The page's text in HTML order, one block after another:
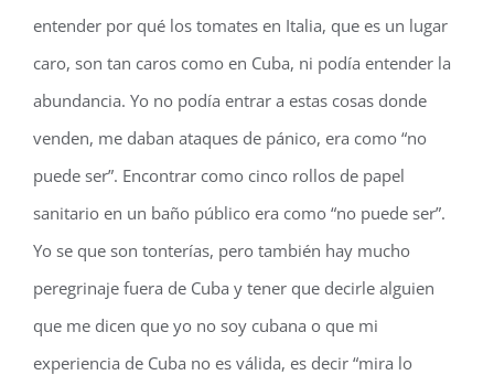
entender por qué los tomates en Italia, que es un lugar
caro, son tan caros como en Cuba, ni podía entender la
abundancia. Yo no podía entrar a estas cosas donde
venden, me daban ataques de pánico, era como “no
puede ser”. Encontrar como cinco rollos de papel
sanitario en un baño público era como “no puede ser”.
Yo se que son tonterías, pero también hay mucho
peregrinaje fuera de Cuba y tener que decirle alguien
que me dicen que yo no soy cubana o que mi
experiencia de Cuba no es válida, es decir “mira lo